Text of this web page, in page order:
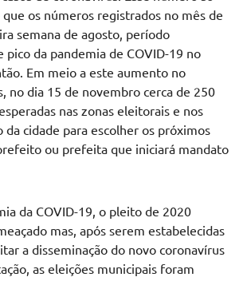
os números registrados no mês de
semana de agosto, período
pico da pandemia de COVID-19 no
Em meio a este aumento no
no dia 15 de novembro cerca de 250
nas zonas eleitorais e nos
da cidade para escolher os próximos
ou prefeita que iniciará mandato
da COVID-19, o pleito de 2020
mas, após serem estabelecidas
a disseminação do novo coronavírus
as eleições municipais foram